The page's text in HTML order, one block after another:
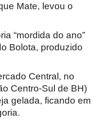
Mate, levou o
“mordida do ano”
Bolota, produzido
Central, no
Centro-Sul de BH)
gelada, ficando em